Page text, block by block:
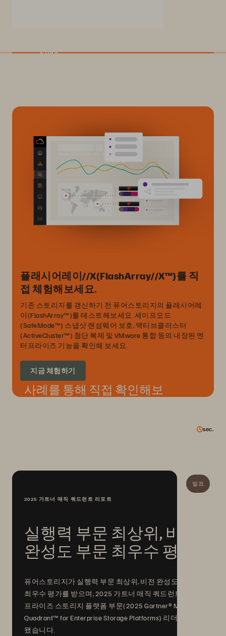
Slide
플래시어레이//X(FlashArray//X™)를 직
접 체험해보세요.
기존 스토리지를 갱신하기 전 퓨어스토리지의 플래시어레
이(FlashArray™)를 테스트해보세요. 세이프모드
(SafeMode™) 스냅샷 랜섬웨어 보호, 액티브클러스터
(ActiveCluster™) 첨단 복제 및 VMware 통합 등의 내장된 엔
터프라이즈 기능을 확인해 보세요.
지금 체험하기
사례를 통해 직접 확인해보
sec.
발표
2025 가트너 매직 쿼드런트 리포트
실행력 부문 최상위, 비전
완성도 부문 최우수 평가
퓨어스토리지가 실행력 부문 최상위, 비전 완성도 부문
최우수 평가를 받으며, 2025 가트너 매직 쿼드런트 엔터
프라이즈 스토리지 플랫폼 부문(2025 Gartner® Magic
Quadrant™ for Enterprise Storage Platforms) 리더로 선정
됐습니다.